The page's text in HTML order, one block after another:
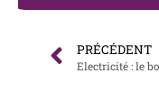
PRÉCÉDENT